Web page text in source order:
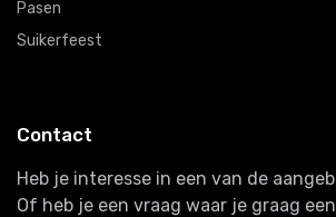
Pasen
Suikerfeest
Contact
Heb je interesse in een van de
Of heb je een vraag waar je graag